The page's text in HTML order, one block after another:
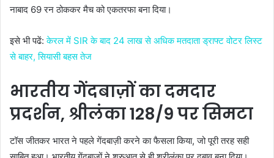
नाबाद 69 रन ठोककर मैच को एकतरफा बना दिया।
इसे भी पढें:केरल में SIR के बाद 24 लाख से अधिक मतदाता ड्राफ्ट वोटर लिस्ट
से बाहर, सियासी बहस तेज
भारतीय गेंदबाज़ों का दमदार
प्रदर्शन, श्रीलंका 128/9 पर सिमटा
टॉस जीतकर भारत ने पहले गेंदबाज़ी करने का फैसला किया, जो पूरी तरह सही